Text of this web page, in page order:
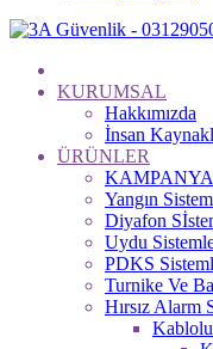
KURUMSAL
Hakkımızda
İnsan
ÜRÜNLER
Yangın
Diyafon
Uydu
PDKS
Turnike Ve
Hırsız Alarm